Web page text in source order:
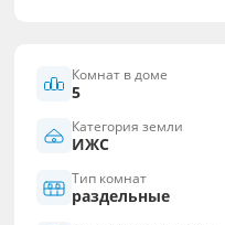
Комнат в доме
5
Категория земли
ИЖС
Тип комнат
раздельные